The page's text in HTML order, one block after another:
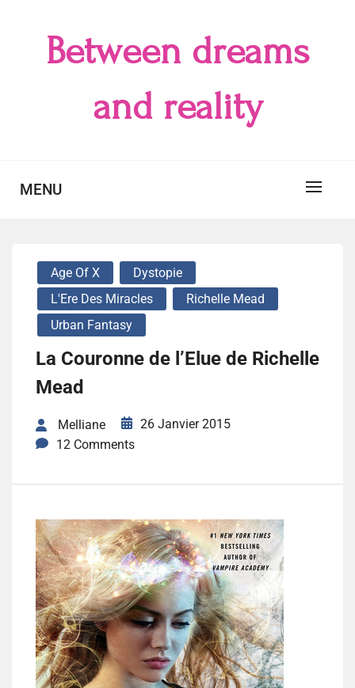
Between dreams
and reality
MENU
Age Of X
Dystopie
L'Ere Des Miracles
Richelle Mead
Urban Fantasy
La Couronne de l’Elue de Richelle
Mead
Melliane
26 Janvier 2015
12 Comments